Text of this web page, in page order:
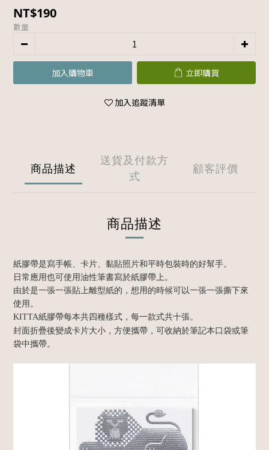
NT$190
數量
加入購物車 立即購買
加入追蹤清單
商品描述
送貨及付款方
式
顧客評價
商品描述
紙膠帶是寫手帳、卡片、黏貼照片和平時包裝時的好幫手。
日常應用也可使用油性筆書寫於紙膠帶上。
由於是一張一張貼上離型紙的，想用的時候可以一張一張撕下來
使用。
KITTA紙膠帶每本共四種樣式，每一款式共十張。
封面折疊後變成卡片大小，方便攜帶，可收納於筆記本口袋或筆
袋中攜帶。